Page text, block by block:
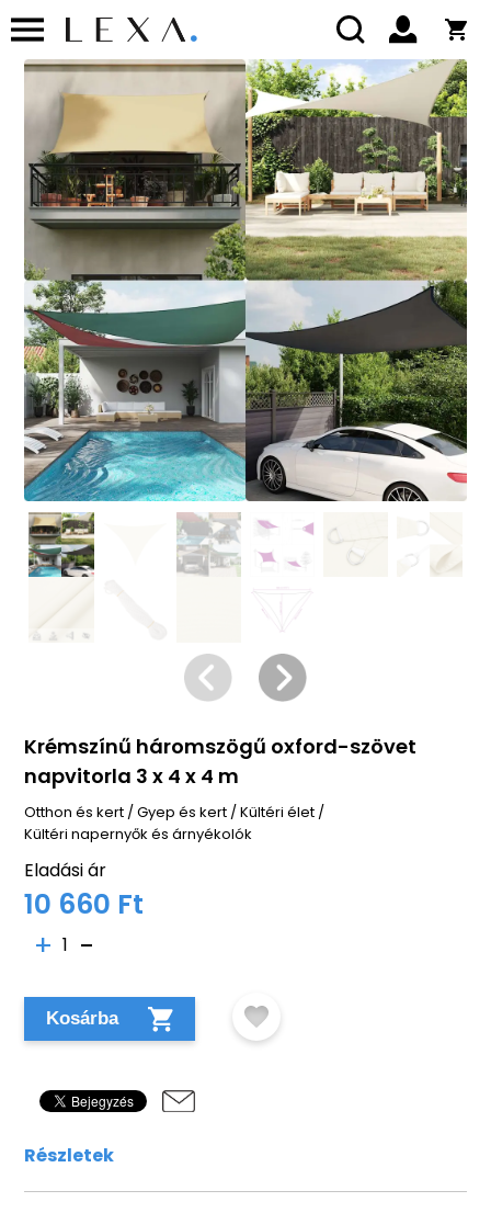
Krémszínű háromszögű oxford-szövet
napvitorla 3 x 4 x 4 m
Otthon és kert /Gyep és kert /Kültéri élet /
Kültéri napernyők és árnyékolók
Eladási ár
10 660 Ft
1
Kosárba
Részletek